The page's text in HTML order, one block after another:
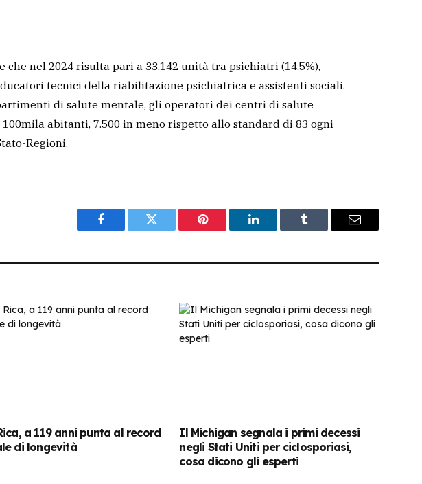
che nel 2024 risulta pari a 33.142 unità tra psichiatri (14,5%),
tecnici della riabilitazione psichiatrica e assistenti sociali.
di salute mentale, gli operatori dei centri di salute
abitanti, 7.500 in meno rispetto allo standard di 83 ogni
Regioni.
Facebook Twitter Pinterest LinkedIn Tumblr Email
a 119 anni punta al record
di longevità
Il Michigan segnala i primi decessi
negli Stati Uniti per ciclosporiasi,
cosa dicono gli esperti